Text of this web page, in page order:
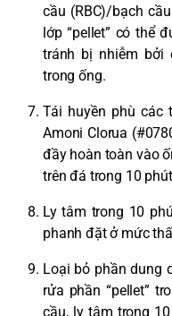
cầu (RBC)/bạch
lớp “pellet” có thể
tránh bị nhiễm bởi
trong ống.
Tái huyền phù các
Amoni Clorua
đầy hoàn toàn vào
trên đá trong 10
Ly tâm trong 10
phanh đặt ở mức
Loại bỏ phần dung
rửa phần “pellet”
cầu, ly tâm trong